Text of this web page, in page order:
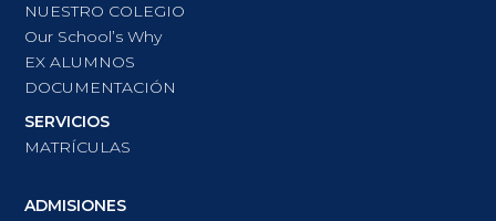
NUESTRO COLEGIO
Our School’s Why
EX ALUMNOS
DOCUMENTACIÓN
SERVICIOS
MATRÍCULAS
ADMISIONES